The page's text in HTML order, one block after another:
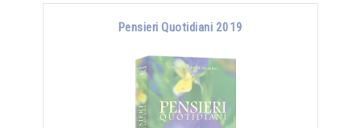
Pensieri Quotidiani 2019